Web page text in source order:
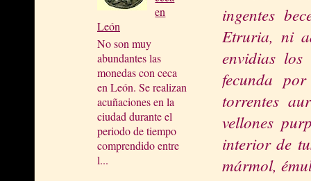
en
León
No son muy
abundantes las
monedas con ceca
en León. Se realizan
acuñaciones en la
ciudad durante el
periodo de tiempo
comprendido entre
l...
ingentes
Etruria, ni
envidias los
fecunda
torrentes
vellones
interior de
mármol,